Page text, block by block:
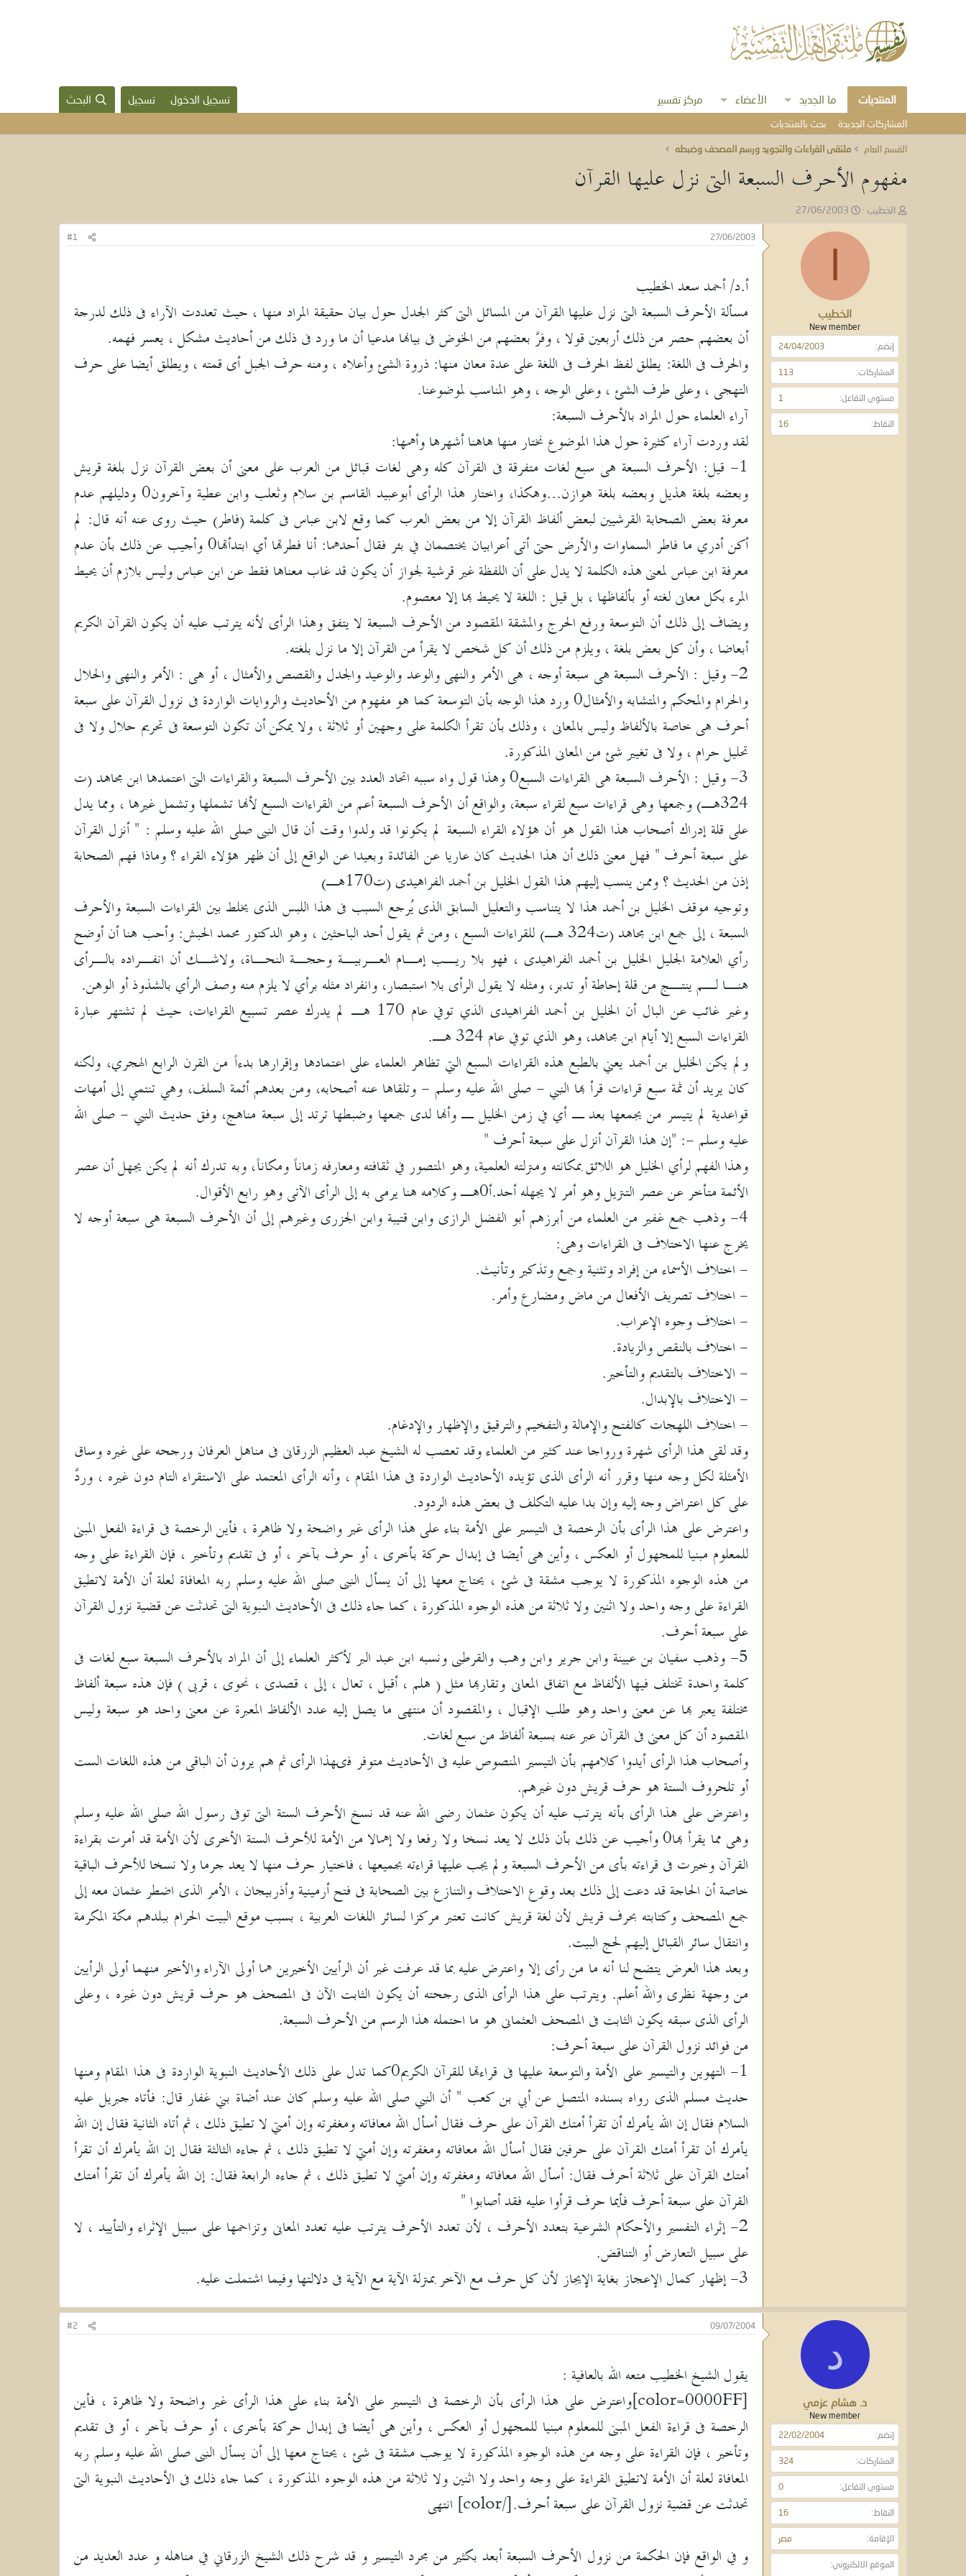
المنتديات ما الجديد الأعضاء مركز تفسير تسجيل الدخول تسجيل البحث
المشاركات الجديدة بحث بالمنتديات
القسم العام ملتقى القراءات والتجويد ورسم المصحف وضبطه
مفهوم الأحرف السبعة التى نزل عليها القرآن
ب
ا
ع
الخطيب
ت
ا
ر
ب
د
ء
27/06/2003
الخطيب
New member
إنضم
24/04/2003
المشاركات 113
مستوى التفاعل 1
النقاط 16
27/06/2003
#1
أ.د/ أحمد سعد الخطيب
مسألة الأحرف السبعة التى نزل عليها القرآن من المسائل التى كثر الجدل حول بيان حقيقة المراد منها ، حيث تعددت الآراء فى ذلك لدرجة
أن بعضهم حصر من ذلك أربعين قولا ، وفرَّ بعضهم من الخوض فى بيانها مدعيا أن ما ورد فى ذلك من أحاديث مشكل ، يعسر فهمه.
والحرف فى اللغة: يطلق لفظ الحرف فى اللغة على عدة معان منها: ذروة الشئ وأعلاه ، ومنه حرف الجبل أى قمته ، ويطلق أيضا على حرف
التهجى ، وعلى طرف الشئ ، وعلى الوجه ، وهو المناسب لموضوعنا.
آراء العلماء حول المراد بالأحرف السبعة:
لقد وردت آراء كثيرة حول هذا الموضوع نختار منها هاهنا أشهرها وأهمها:
1- قيل: الأحرف السبعة هى سبع لغات متفرقة فى القرآن كله وهى لغات قبائل من العرب على معنى أن بعض القرآن نزل بلغة قريش
وبعضه بلغة هذيل وبعضه بلغة هوازن...وهكذا، واختار هذا الرأى أبوعبيد القاسم بن سلام وثعلب وابن عطية وآخرون0 ودليلهم عدم
معرفة بعض الصحابة القرشيين لبعض ألفاظ القرآن إلا من بعض العرب كما وقع لابن عباس فى كلمة (فاطر) حيث روى عنه أنه قال: لم
أكن أدري ما فاطر السماوات والأرض حتى أتى أعرابيان يختصمان في بئر فقال أحدهما: أنا فطرتها أي ابتدأتها0 وأجيب عن ذلك بأن عدم
معرفة ابن عباس لمعنى هذه الكلمة لا يدل على أن اللفظة غير قرشية لجواز أن يكون قد غاب معناها فقط عن ابن عباس وليس بلازم أن يحيط
المرء بكل معانى لغته أو بألفاظها ، بل قيل : اللغة لا يحيط بها إلا معصوم.
ويضاف إلى ذلك أن التوسعة ورفع الحرج والمشقة المقصود من الأحرف السبعة لا يتفق وهذا الرأى لأنه يترتب عليه أن يكون القرآن الكريم
أبعاضا ، وأن كل بعض بلغة ، ويلزم من ذلك أن كل شخص لا يقرأ من القرآن إلا ما نزل بلغته.
2- وقيل : الأحرف السبعة هى سبعة أوجه ، هى الأمر والنهى والوعد والوعيد والجدل والقصص والأمثال ، أو هى : الأمر والنهى والحلال
والحرام والمحكم والمتشابه والأمثال0 ورد هذا الوجه بأن التوسعة كما هو مفهوم من الأحاديث والروايات الواردة فى نزول القرآن على سبعة
أحرف هى خاصة بالألفاظ وليس بالمعانى ، وذلك بأن تقرأ الكلمة على وجهين أو ثلاثة ، ولا يمكن أن تكون التوسعة فى تحريم حلال ولا فى
تحليل حرام ، ولا فى تغيير شئ من المعانى المذكورة.
3- وقيل : الأحرف السبعة هى القراءات السبع0 وهذا قول واه سببه اتحاد العدد بين الأحرف السبعة والقراءات التى اعتمدها ابن مجاهد (ت
324هـ) وجمعها وهى قراءات سبع لقراء سبعة، والواقع أن الأحرف السبعة أعم من القراءات السبع لأنها تشملها وتشمل غيرها ، ومما يدل
على قلة إدراك أصحاب هذا القول هو أن هؤلاء القراء السبعة لم يكونوا قد ولدوا وقت أن قال النبى صلى الله عليه وسلم : " أنزل القرآن
على سبعة أحرف " فهل معنى ذلك أن هذا الحديث كان عاريا عن الفائدة وبعيدا عن الواقع إلى أن ظهر هؤلاء القراء ؟ وماذا فهم الصحابة
إذن من الحديث ؟ وممن ينسب إليهم هذا القول الخليل بن أحمد الفراهيدى (ت170هـ)
وتوجيه موقف الخليل بن أحمد هذا لا يتناسب والتعليل السابق الذى يُرجع السبب فى هذا اللبس الذى يخلط بين القراءات السبعة والأحرف
السبعة ، إلى جمع ابن مجاهد (ت324 هـ) للقراءات السبع ، ومن ثم يقول أحد الباحثين ، وهو الدكتور محمد الحبش: وأحب هنا أن أوضح
رأي العلامة الجليل الخليل بن أحمد الفراهيدى ، فهو بلا ريـب إمـام العـربيـة وحجـة النحـاة، ولاشـك أن انفـراده بالـرأى
هنـا لـم ينتـج من قلة إحاطة أو تدبر، ومثله لا يقول الرأى بلا استبصار، وانفراد مثله برأي لا يلزم منه وصف الرأي بالشذوذ أو الوهن.
وغير غائب عن البال أن الخليل بن أحمد الفراهيدى الذي توفي عام 170 هـ لم يدرك عصر تسبيع القراءات، حيث لم تشتهر عبارة
القراءات السبع إلا أيام ابن مجاهد، وهو الذي توفي عام 324 هـ.
ولم يكن الخليل بن أحمد يعني بالطبع هذه القراءات السبع التي تظاهر العلماء على اعتمادها وإقرارها بدءاً من القرن الرابع الهجري، ولكنه
كان يريد أن ثمة سبع قراءات قرأ بها النبي - صلى الله عليه وسلم - وتلقاها عنه أصحابه، ومن بعدهم أئمة السلف، وهي تنتمي إلى أمهات
قواعدية لم يتيسر من يجمعها بعد ـ أي في زمن الخليل ـ وأنها لدى جمعها وضبطها ترتد إلى سبعة مناهج، وفق حديث النبي - صلى الله
عليه وسلم -: "إن هذا القرآن أنزل على سبعة أحرف "
وهذا الفهم لرأي الخليل هو اللائق بمكانته ومنزلته العلمية، وهو المتصور في ثقافته ومعارفه زماناً ومكاناً، وبه تدرك أنه لم يكن يجهل أن عصر
الأئمة متأخر عن عصر التنزيل وهو أمر لا يجهله أحد.أ0هـ وكلامه هنا يرمى به إلى الرأى الآتى وهو رابع الأقوال.
4- وذهب جمع غفير من العلماء من أبرزهم أبو الفضل الرازى وابن قتيبة وابن الجزرى وغيرهم إلى أن الأحرف السبعة هى سبعة أوجه لا
يخرج عنها الاختلاف فى القراءات وهى:
- اختلاف الأسماء من إفراد وتثنية وجمع وتذكير وتأنيث.
- اختلاف تصريف الأفعال من ماض ومضارع وأمر.
- اختلاف وجوه الإعراب.
- اختلاف بالنقص والزيادة.
- الاختلاف بالتقديم والتأخير.
- الاختلاف بالإبدال.
- اختلاف اللهجات كالفتح والإمالة والتفخيم والترقيق والإظهار والإدغام.
وقد لقى هذا الرأى شهرة ورواجا عند كثير من العلماء وقد تعصب له الشيخ عبد العظيم الزرقانى فى مناهل العرفان ورجحه على غيره وساق
الأمثلة لكل وجه منها وقرر أنه الرأى الذى تؤيده الأحاديث الواردة فى هذا المقام ، وأنه الرأى المعتمد على الاستقراء التام دون غيره ، وردَّ
على كل اعتراض وجه إليه وإن بدا عليه التكلف فى بعض هذه الردود.
واعترض على هذا الرأى بأن الرخصة فى التيسير على الأمة بناء على هذا الرأى غير واضحة ولا ظاهرة ، فأين الرخصة فى قراءة الفعل المبنى
للمعلوم مبنيا للمجهول أو العكس ، وأين هى أيضا فى إبدال حركة بأخرى ، أو حرف بآخر ، أو فى تقديم وتأخير ، فإن القراءة على وجه
من هذه الوجوه المذكورة لا يوجب مشقة فى شئ ، يحتاج معها إلى أن يسأل النبى صلى الله عليه وسلم ربه المعافاة لعلة أن الأمة لاتطيق
القراءة على وجه واحد ولا اثنين ولا ثلاثة من هذه الوجوه المذكورة ، كما جاء ذلك فى الأحاديث النبوية التى تحدثت عن قضية نزول القرآن
على سبعة أحرف.
5- وذهب سفيان بن عيينة وابن جرير وابن وهب والقرطبى ونسبه ابن عبد البر لأكثر العلماء إلى أن المراد بالأحرف السبعة سبع لغات فى
كلمة واحدة تختلف فيها الألفاظ مع اتفاق المعانى وتقاربها مثل ( هلم ، أقبل ، تعال ، إلى ، قصدى ، نحوى ، قربى ) فإن هذه سبعة ألفاظ
مختلفة يعبر بها عن معنى واحد وهو طلب الإقبال ، والمقصود أن منتهى ما يصل إليه عدد الألفاظ المعبرة عن معنى واحد هو سبعة وليس
المقصود أن كل معنى فى القرآن عبر عنه بسبعة ألفاظ من سبع لغات.
وأصحاب هذا الرأى أيدوا كلامهم بأن التيسير المنصوص عليه فى الأحاديث متوفر فىهذا الرأى ثم هم يرون أن الباقى من هذه اللغات الست
أو تلحروف الستة هو حرف قريش دون غيرهم.
واعترض على هذا الرأى بأنه يترتب عليه أن يكون عثمان رضى الله عنه قد نسخ الأحرف الستة التى توفى رسول الله صلى الله عليه وسلم
وهى مما يقرأ بها0 وأجيب عن ذلك بأن ذلك لا يعد نسخا ولا رفعا ولا إهمالا من الأمة للأحرف الستة الأخرى لأن الأمة قد أمرت بقراءة
القرآن وخيرت فى قراءته بأى من الأحرف السبعة ولم يجب عليها قراءته بجميعها ، فاختيار حرف منها لا يعد جرما ولا نسخا للأحرف الباقية
خاصة أن الحاجة قد دعت إلى ذلك بعد وقوع الاختلاف والتنازع بين الصحابة فى فتح أرمينية وأذربيجان ، الأمر الذى اضطر عثمان معه إلى
جمع المصحف وكتابته بحرف قريش لأن لغة قريش كانت تعتبر مركزا لسائر اللغات العربية ، بسبب موقع البيت الحرام ببلدهم مكة المكرمة
وانتقال سائر القبائل إليهم لحج البيت.
وبعد هذا العرض يتضح لنا أنه ما من رأى إلا واعترض عليه بما قد عرفت غير أن الرأيين الأخيرين هما أولى الآراء والأخير منهما أولى الرأيين
من وجهة نظرى والله أعلم. ويترتب على هذا الرأى الذى رجحته أن يكون الثابت الآن فى المصحف هو حرف قريش دون غيره ، وعلى
الرأى الذى سبقه يكون الثابت فى المصحف العثمانى هو ما احتمله هذا الرسم من الأحرف السبعة.
من فوائد نزول القرآن على سبعة أحرف:
1- التهوين والتيسير على الأمة والتوسعة عليها فى قراءتها للقرآن الكريم0كما تدل على ذلك الأحاديث النبوية الواردة فى هذا المقام ومنها
حديث مسلم الذى رواه بسنده المتصل عن أبي بن كعب " أن النبي صلى الله عليه وسلم كان عند أضاة بني غفار قال: فأتاه جبريل عليه
السلام فقال إن الله يأمرك أن تقرأ أمتك القرآن على حرف فقال أسأل الله معافاته ومغفرته وإن أمتي لا تطيق ذلك ، ثم أتاه الثانية فقال إن الله
يأمرك أن تقرأ أمتك القرآن على حرفين فقال أسأل الله معافاته ومغفرته وإن أمتي لا تطيق ذلك ، ثم جاءه الثالثة فقال إن الله يأمرك أن تقرأ
أمتك القرآن على ثلاثة أحرف فقال: أسأل الله معافاته ومغفرته وإن أمتي لا تطيق ذلك ، ثم جاءه الرابعة فقال: إن الله يأمرك أن تقرأ أمتك
القرآن على سبعة أحرف فأيما حرف قرأوا عليه فقد أصابوا "
2- إثراء التفسير والأحكام الشرعية بتعدد الأحرف ، لأن تعدد الأحرف يترتب عليه تعدد المعانى وتزاحمها على سبيل الإثراء والتأييد ، لا
على سبيل التعارض أو التناقض.
3- إظهار كمال الإعجاز بغاية الإيجاز لأن كل حرف مع الآخر بمنزلة الآية مع الآية فى دلالتها وفيما اشتملت عليه.
د
د. هشام عزمي
New member
إنضم
22/02/2004
المشاركات 324
مستوى التفاعل 0
النقاط 16
الإقامة مصر
الموقع الالكتروني
09/07/2004
#2
يقول الشيخ الخطيب متعه الله بالعافية :
[color=0000FF]واعترض على هذا الرأى بأن الرخصة فى التيسير على الأمة بناء على هذا الرأى غير واضحة ولا ظاهرة ، فأين
الرخصة فى قراءة الفعل المبنى للمعلوم مبنيا للمجهول أو العكس ، وأين هى أيضا فى إبدال حركة بأخرى ، أو حرف بآخر ، أو فى تقديم
وتأخير ، فإن القراءة على وجه من هذه الوجوه المذكورة لا يوجب مشقة فى شئ ، يحتاج معها إلى أن يسأل النبى صلى الله عليه وسلم ربه
المعافاة لعلة أن الأمة لاتطيق القراءة على وجه واحد ولا اثنين ولا ثلاثة من هذه الوجوه المذكورة ، كما جاء ذلك فى الأحاديث النبوية التى
تحدثت عن قضية نزول القرآن على سبعة أحرف.[/color] انتهى
و في الواقع فإن الحكمة من نزول الأحرف السبعة أبعد بكثير من مجرد التيسير و قد شرح ذلك الشيخ الزرقاني في مناهله و عدد العديد من